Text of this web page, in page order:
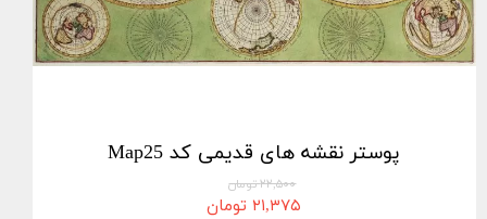
پوستر نقشه های قدیمی کد Map25
۲۲,۵۰۰ تومان
۲۱,۳۷۵ تومان